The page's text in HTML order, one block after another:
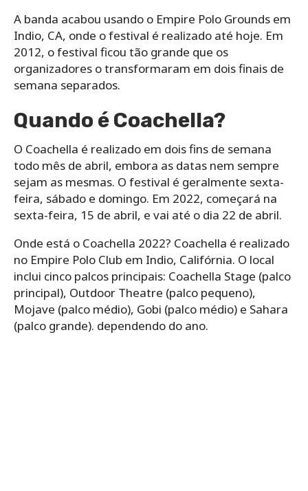
A banda acabou usando o Empire Polo Grounds em
Indio, CA, onde o festival é realizado até hoje. Em
2012, o festival ficou tão grande que os
organizadores o transformaram em dois finais de
semana separados.
Quando é Coachella?
O Coachella é realizado em dois fins de semana
todo mês de abril, embora as datas nem sempre
sejam as mesmas. O festival é geralmente sexta-
feira, sábado e domingo. Em 2022, começará na
sexta-feira, 15 de abril, e vai até o dia 22 de abril.
Onde está o Coachella 2022? Coachella é realizado
no Empire Polo Club em Indio, Califórnia. O local
inclui cinco palcos principais: Coachella Stage (palco
principal), Outdoor Theatre (palco pequeno),
Mojave (palco médio), Gobi (palco médio) e Sahara
(palco grande). dependendo do ano.